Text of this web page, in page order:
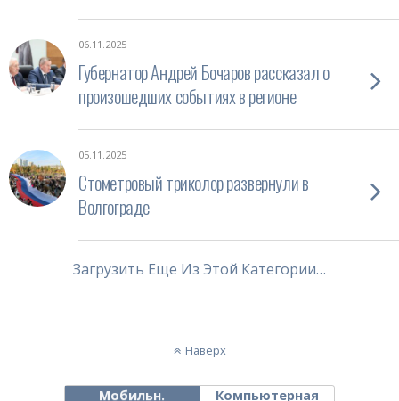
06.11.2025
Губернатор Андрей Бочаров рассказал о
произошедших событиях в регионе
05.11.2025
Стометровый триколор развернули в
Волгограде
Загрузить Еще Из Этой Категории…
Наверх
Мобильн. Компьютерная